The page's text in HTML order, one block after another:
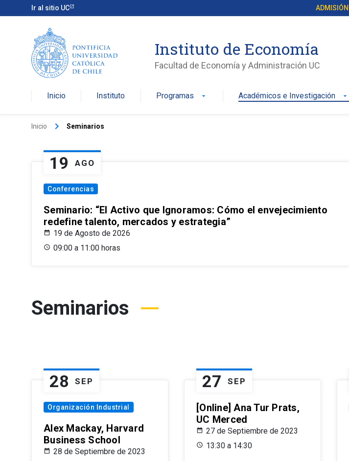
Ir al sitio UC ADMISIÓN
Instituto de Economía
Facultad de Economía y Administración UC
Inicio Instituto Programas arrow_drop_down Académicos e Investigación arrow_drop_down
Inicio keyboard_arrow_right Seminarios
19 AGO
Conferencias
Seminario: “El Activo que Ignoramos: Cómo el envejecimiento
redefine talento, mercados y estrategia”
19 de Agosto de 2026
09:00 a 11:00 horas
Seminarios
28 SEP
Organización Industrial
Alex Mackay, Harvard
Business School
28 de Septiembre de 2023
27 SEP
[Online] Ana Tur Prats,
UC Merced
27 de Septiembre de 2023
13:30 a 14:30